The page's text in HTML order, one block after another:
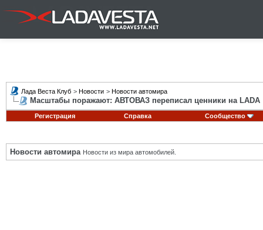
Лада Веста Клуб > Новости > Новости автомира
Масштабы поражают: АВТОВАЗ переписал ценники на LADA
Регистрация Справка Сообщество
Новости автомира Новости из мира автомобилей.